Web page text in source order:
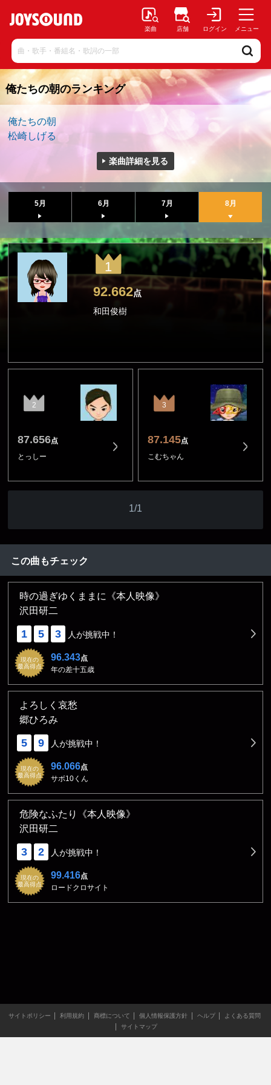
楽曲 店舗 ログイン メニュー
俺たちの朝のランキング
俺たちの朝
松崎しげる
楽曲詳細を見る
5月 6月 7月 8月
1
92.662点
和田俊樹
2
87.656点
とっしー
3
87.145点
こむちゃん
1/1
この曲もチェック
時の過ぎゆくままに《本人映像》
沢田研二
1 5 3 人が挑戦中！
現在の
最高得点
96.343点
年の差十五歳
よろしく哀愁
郷ひろみ
5 9 人が挑戦中！
現在の
最高得点
96.066点
サボ10くん
危険なふたり《本人映像》
沢田研二
3 2 人が挑戦中！
現在の
最高得点
99.416点
ロードクロサイト
サイトポリシー 利用規約 商標について 個人情報保護方針 ヘルプ
よくある質問
サイトマップ